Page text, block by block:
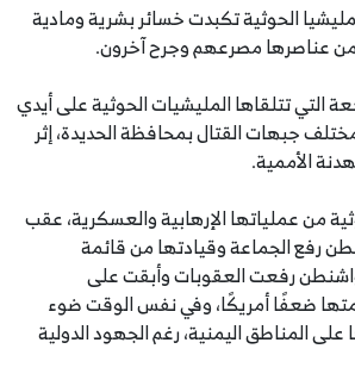
الحوثية تكبدت خسائر بشرية ومادية
من عناصرها مصرعهم وجرح آخرون.
التي تتلقاها المليشيات الحوثية على أيدي
جبهات القتال بمحافظة الحديدة، إثر
الأممية.
من عملياتها الإرهابية والعسكرية، عقب
رفع الجماعة وقيادتها من قائمة
رفعت العقوبات وأبقت على
ضعفًا أمريكًا، وفي نفس الوقت ضوء
المناطق اليمنية، رغم الجهود الدولية